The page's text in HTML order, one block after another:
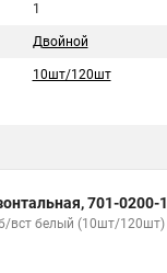
1
Двойной
10шт/120шт
701-0200-
вст белый (10шт/120шт)